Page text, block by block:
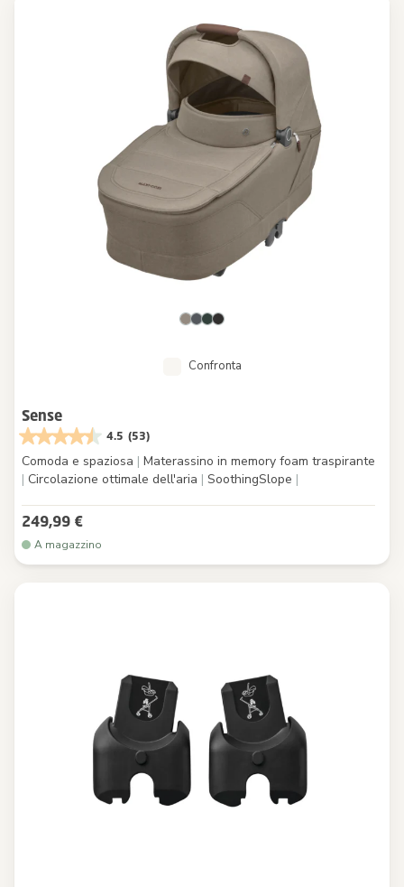
Confronta
Sense
4.5 (53)
Comoda e spaziosa | Materassino in memory foam traspirante
| Circolazione ottimale dell'aria | SoothingSlope |
249,99 €
A magazzino